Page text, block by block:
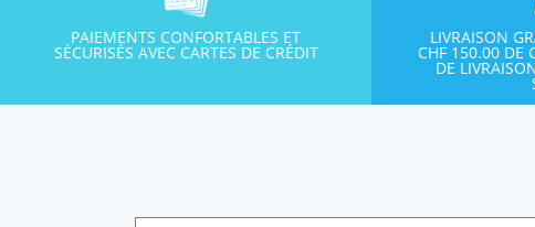
PAIEMENTS CONFORTABLES ET
SÉCURISÉS AVEC CARTES DE CRÉDIT
LIVRAISON
CHF 150.00 DE
DE